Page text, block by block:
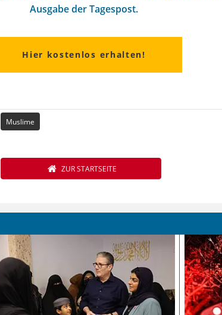
Ausgabe der Tagespost.
Hier kostenlos erhalten!
Muslime
ZUR STARTSEITE